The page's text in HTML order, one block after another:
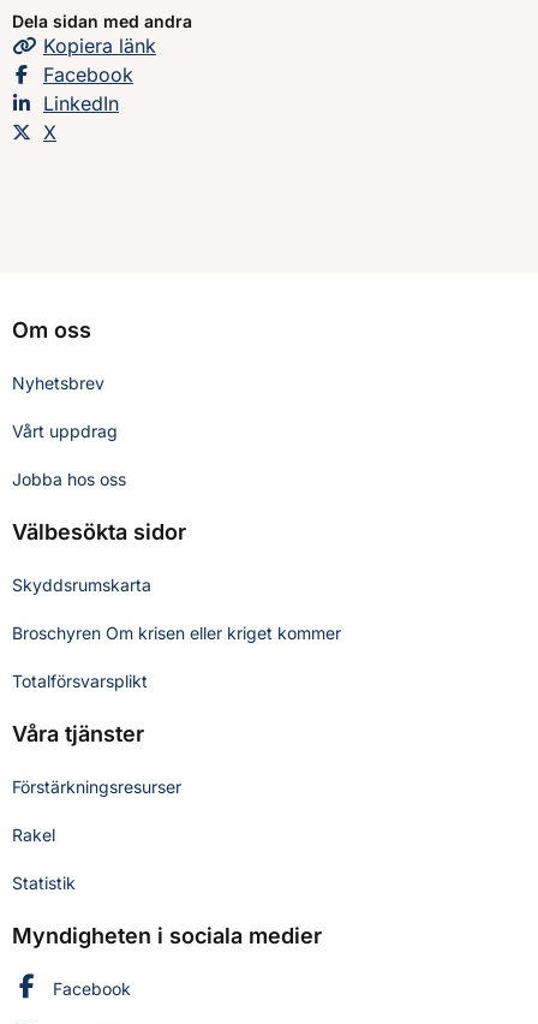
länsstyrelsen i Stockholms län för dels klimatanpassning
och dels risk- och sårbarhetsreducerande arbete.
Dela sidan med andra
Kopiera sidans
länk
Dela sidan på
Facebook
Dela sidan på
LinkedIn
Dela sidan på
X
Om oss
Nyhetsbrev
Vårt uppdrag
Jobba hos oss
Välbesökta sidor
Skyddsrumskarta
Broschyren Om krisen eller kriget kommer
Totalförsvarsplikt
Våra tjänster
Förstärkningsresurser
Rakel
Statistik
Myndigheten i sociala medier
Myndigheten för civilt försvar på
Facebook